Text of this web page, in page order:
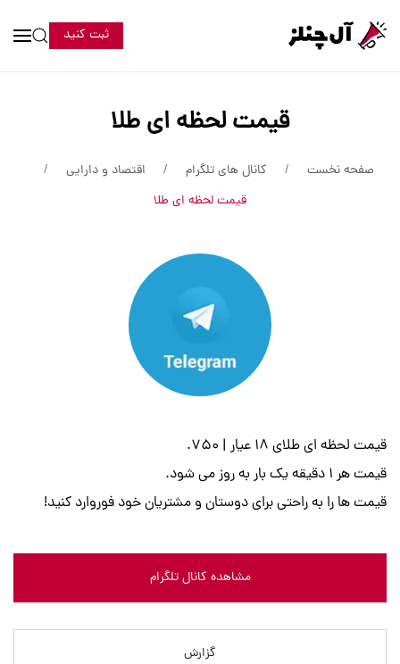
ثبت کنید
قیمت لحظه ای طلا
صفحه نخست کانال های تلگرام
اقتصاد و دارایی
قیمت لحظه ای طلا
قیمت لحظه ای طلای 18 عیار | 750.
قیمت هر 1 دقیقه یک بار به روز می شود.
قیمت ها را به راحتی برای دوستان و مشتریان خود فوروارد کنید!
مشاهده کانال تلگرام
گزارش